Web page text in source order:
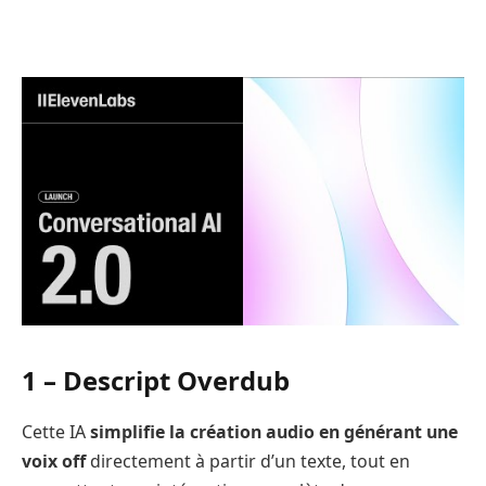
1 – Descript Overdub
Cette IAsimplifie la création audio en générant une
voix offdirectement à partir d’un texte, tout en